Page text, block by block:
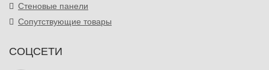
Стеновые панели
Сопутствующие товары
СОЦСЕТИ